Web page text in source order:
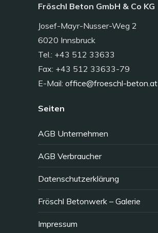
Fröschl Beton GmbH & Co KG
Josef-Mayr-Nusser-Weg 2
6020 Innsbruck
Tel.: +43 512 33633
Fax: +43 512 33633-79
E-Mail: office@froeschl-beton.at
Seiten
AGB Unternehmen
AGB Verbraucher
Datenschutzerklärung
Fröschl Betonwerk – Galerie
Impressum